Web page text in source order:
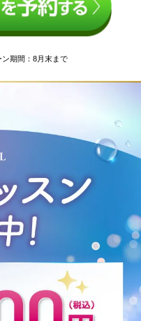
期間：8月末まで